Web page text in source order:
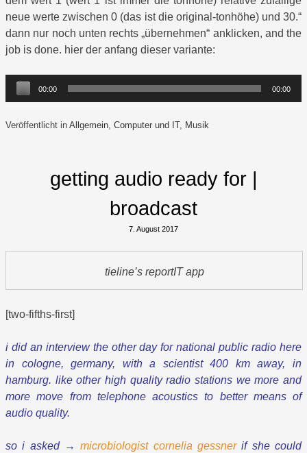
neue werte zwischen 0 (das ist die original-tonhöhe) und 30.“
dann nur noch unten rechts „übernehmen“ anklicken, and the
job is done. hier der anfang dieser variante:
Audio-
Player
00:00 00:00
Veröffentlicht in Allgemein Computer und IT, Musik
getting audio ready for |
broadcast
7. August 2017
tieline’s reportIT app
[two-fifths-first]
i did an interview the other day for national public radio here
in cologne, germany, with a scientist 400 km away, in
hamburg. like other high quality radio stations we more and
more move from telephone acoustics to better means of
audio quality.
so i asked →microbiologist cornelia gessnerif she could